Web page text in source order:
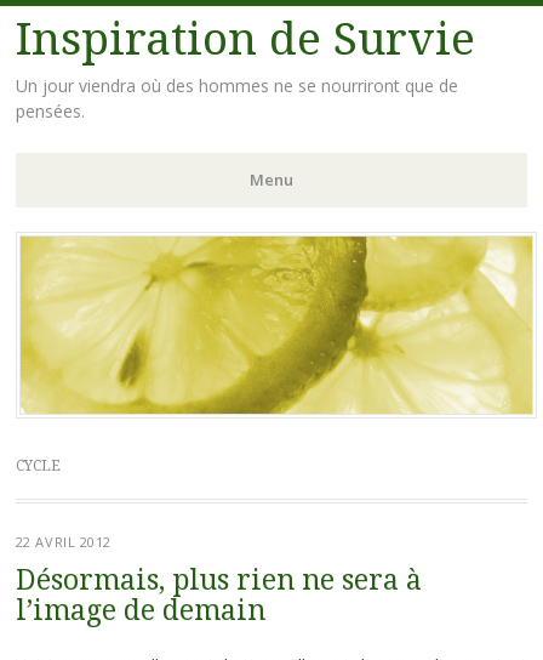
Inspiration de Survie
Un jour viendra où des hommes ne se nourriront que de
pensées.
Menu
Aller
au
contenu
principal
CYCLE
22 AVRIL 2012
Désormais, plus rien ne sera à
l’image de demain